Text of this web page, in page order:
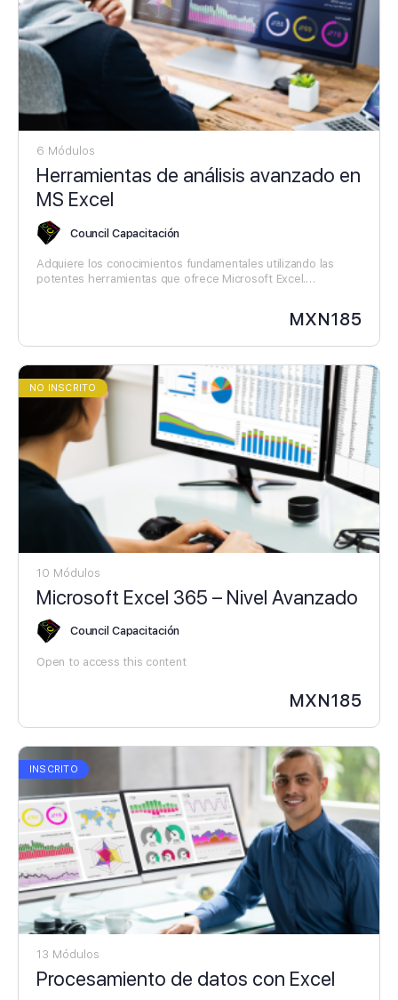
6 Módulos
Herramientas de análisis avanzado en
MS Excel
Council Capacitación
Adquiere los conocimientos fundamentales utilizando las
potentes herramientas que ofrece Microsoft Excel.
MXN185
NO INSCRITO
10 Módulos
Microsoft Excel 365 – Nivel Avanzado
Council Capacitación
Open to access this content
MXN185
INSCRITO
13 Módulos
Procesamiento de datos con Excel